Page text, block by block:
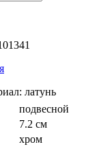
латунь
подвесной
7.2 см
хром